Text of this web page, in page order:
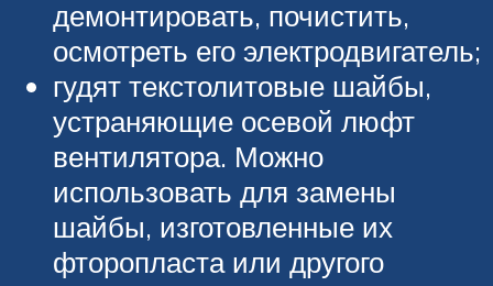
демонтировать, почистить,
осмотреть его электродвигатель;
гудят текстолитовые шайбы,
устраняющие осевой люфт
вентилятора. Можно
использовать для замены
шайбы, изготовленные их
фторопласта или другого